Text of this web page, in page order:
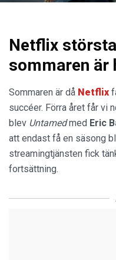
Netflix
sommaren är
Sommaren är då Netflix
succéer. Förra året får vi
blev Untamedmed Eric
att endast få en säsong
streamingtjänsten fick
fortsättning.